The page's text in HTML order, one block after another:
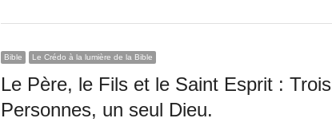
Bible Le Crédo à la lumière de la Bible
Le Père, le Fils et le Saint Esprit : Trois
Personnes, un seul Dieu.